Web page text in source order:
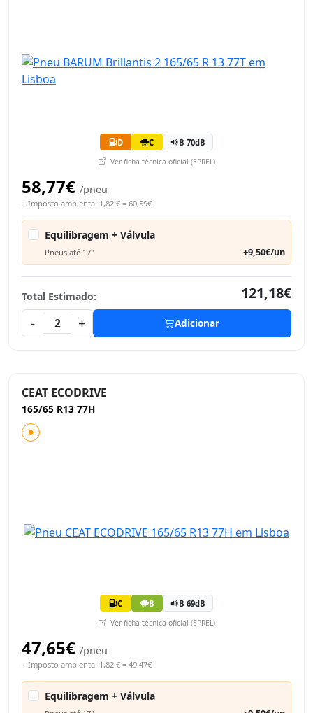
D C B 70dB
Ver ficha técnica oficial (EPREL)
58,77€ /pneu
+ Imposto ambiental 1,82 € = 60,59€
Equilibragem + Válvula
Pneus até 17" +9,50€/un
Total Estimado:
121,18€
-
2 + Adicionar
CEAT ECODRIVE
165/65 R13 77H
C B B 69dB
Ver ficha técnica oficial (EPREL)
47,65€ /pneu
+ Imposto ambiental 1,82 € = 49,47€
Equilibragem + Válvula